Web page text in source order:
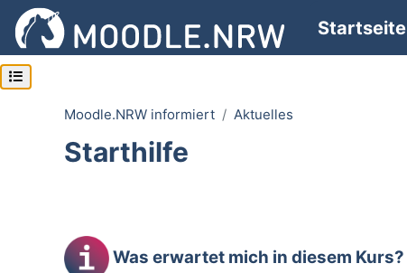
Zum Hauptinhalt
Startseite
Kursindex öffnen
Moodle.NRW informiert Aktuelles
Starthilfe
Was erwartet mich in diesem Kurs?